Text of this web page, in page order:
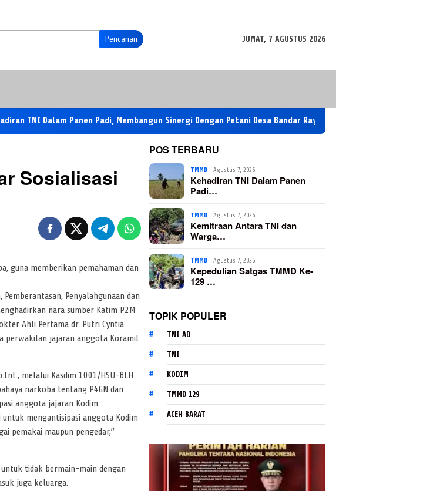
Pencarian
JUMAT, 7 AGUSTUS 2026
Dalam Panen Padi, Membangun Sinergi Dengan Petani Desa Bandar Raya
Sosialisasi
guna memberikan pemahaman dan
Penyalahgunaan dan
nara sumber Katim P2M
Ahli Pertama dr. Putri Cyntia
perwakilan jajaran anggota Koramil
melalui Kasdim 1001/HSU-BLH
narkoba tentang P4GN dan
anggota jajaran Kodim
mengantisipasi anggota Kodim
pemakai maupun pengedar,”
tidak bermain-main dengan
juga keluarga.
POS TERBARU
TMMD Agustus 7, 2026
Kehadiran TNI Dalam Panen
Padi…
TMMD Agustus 7, 2026
Kemitraan Antara TNI dan
Warga…
TMMD Agustus 7, 2026
Kepedulian Satgas TMMD Ke-
129 …
TOPIK POPULER
TNI AD
TNI
KODIM
TMMD 129
ACEH BARAT